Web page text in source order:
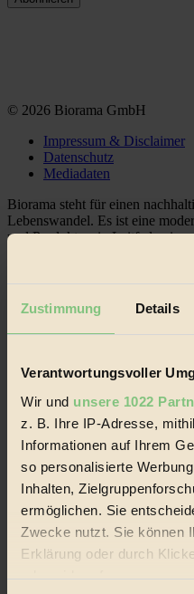
Zustimmung Details
Verantwortungsvoller
Wir und unsere 1022
z. B. Ihre IP-Adresse,
Informationen auf Ihrem
so personalisierte
Inhalten,
ermöglichen. Sie
Zwecke nutzt. Sie können
Erklärung oder durch
oder widerrufen
© 2026 Biorama GmbH
Impressum & Disclaimer
Datenschutz
Mediadaten
Biorama steht für einen
Lebenswandel. Es ist eine
und Produkte, ein Leitfaden im
Social Media
22.601 Fans auf Facebook
3.415 Follower auf Twitter
Themen
Nachhaltigkeit
Vegan